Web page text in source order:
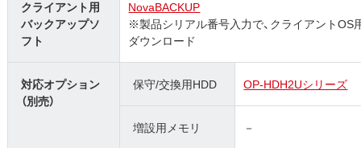
クライアント用
バックアップソ
フト
NovaBACKUP
※製品シリアル番号入力で、クライアントOS
ダウンロード
対応オプション
（別売）
保守/交換用HDD OP-HDH2Uシリーズ
増設用メモリ －